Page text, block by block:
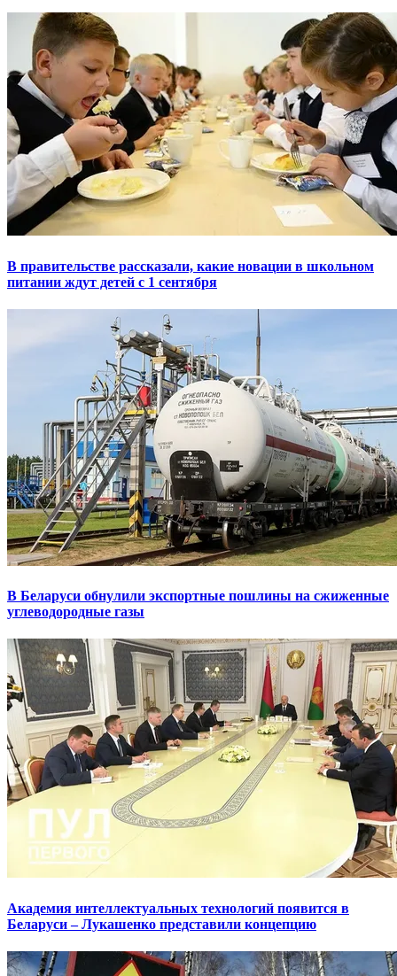
В правительстве рассказали, какие новации в школьном
питании ждут детей с 1 сентября
В Беларуси обнулили экспортные пошлины на сжиженные
углеводородные газы
Академия интеллектуальных технологий появится в
Беларуси – Лукашенко представили концепцию